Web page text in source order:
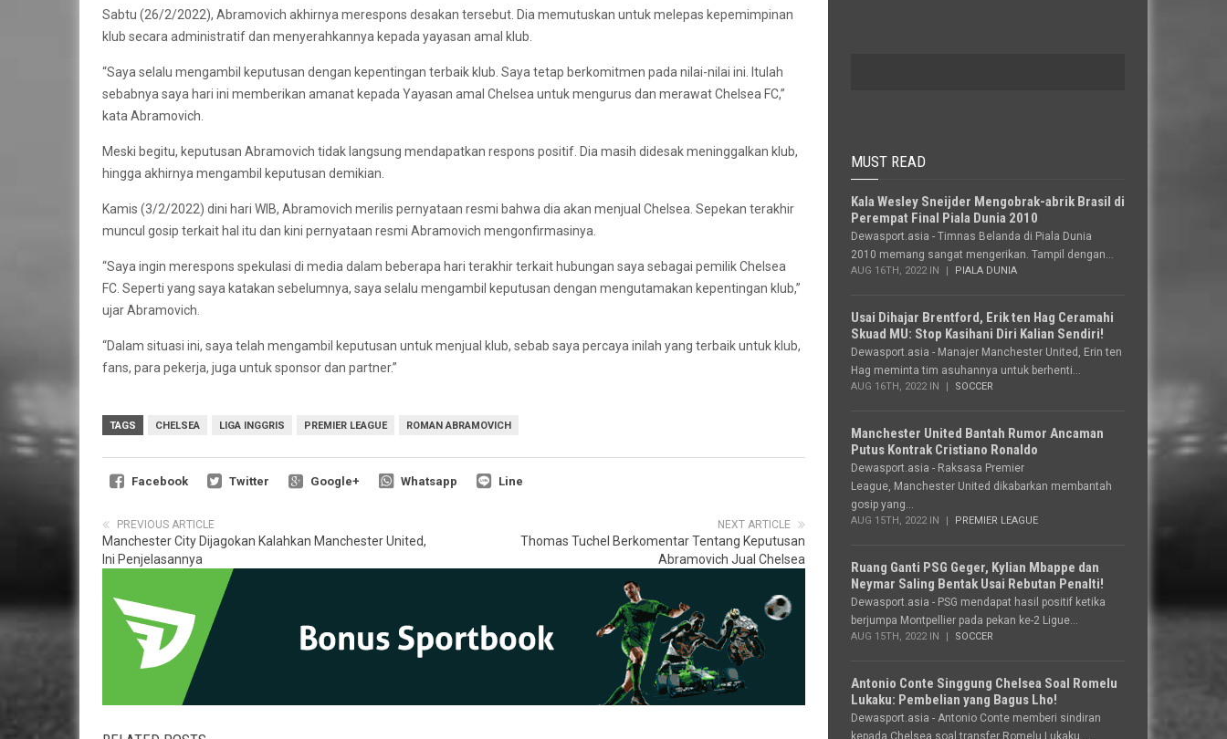
Sabtu (26/2/2022), Abramovich akhirnya merespons desakan tersebut. Dia memutuskan untuk melepas kepemimpinan
klub secara administratif dan menyerahkannya kepada yayasan amal klub.
“Saya selalu mengambil keputusan dengan kepentingan terbaik klub. Saya tetap berkomitmen pada nilai-nilai ini. Itulah
sebabnya saya hari ini memberikan amanat kepada Yayasan amal Chelsea untuk mengurus dan merawat Chelsea FC,”
kata Abramovich.
Meski begitu, keputusan Abramovich tidak langsung mendapatkan respons positif. Dia masih didesak meninggalkan klub,
hingga akhirnya mengambil keputusan demikian.
Kamis (3/2/2022) dini hari WIB, Abramovich merilis pernyataan resmi bahwa dia akan menjual Chelsea. Sepekan terakhir
muncul gosip terkait hal itu dan kini pernyataan resmi Abramovich mengonfirmasinya.
“Saya ingin merespons spekulasi di media dalam beberapa hari terakhir terkait hubungan saya sebagai pemilik Chelsea
FC. Seperti yang saya katakan sebelumnya, saya selalu mengambil keputusan dengan mengutamakan kepentingan klub,”
ujar Abramovich.
“Dalam situasi ini, saya telah mengambil keputusan untuk menjual klub, sebab saya percaya inilah yang terbaik untuk klub,
fans, para pekerja, juga untuk sponsor dan partner.”
TAGS CHELSEA LIGA INGGRIS PREMIER LEAGUE ROMAN ABRAMOVICH
Facebook Twitter Google+ Whatsapp Line
NEXT ARTICLE
Thomas Tuchel Berkomentar Tentang Keputusan
Abramovich Jual Chelsea
PREVIOUS ARTICLE
Manchester City Dijagokan Kalahkan Manchester United,
Ini Penjelasannya
MUST READ
Kala Wesley Sneijder Mengobrak-abrik Brasil di
Perempat Final Piala Dunia 2010
Dewasport.asia - Timnas Belanda di Piala Dunia
2010 memang sangat mengerikan. Tampil dengan...
AUG 16TH, 2022 IN PIALA DUNIA
Usai Dihajar Brentford, Erik ten Hag Ceramahi
Skuad MU: Stop Kasihani Diri Kalian Sendiri!
Dewasport.asia - Manajer Manchester United, Erin ten
Hag meminta tim asuhannya untuk berhenti...
AUG 16TH, 2022 IN SOCCER
Manchester United Bantah Rumor Ancaman
Putus Kontrak Cristiano Ronaldo
Dewasport.asia - Raksasa Premier
League, Manchester United dikabarkan membantah
gosip yang...
AUG 15TH, 2022 IN PREMIER LEAGUE
Ruang Ganti PSG Geger, Kylian Mbappe dan
Neymar Saling Bentak Usai Rebutan Penalti!
Dewasport.asia - PSG mendapat hasil positif ketika
berjumpa Montpellier pada pekan ke-2 Ligue...
AUG 15TH, 2022 IN SOCCER
Antonio Conte Singgung Chelsea Soal Romelu
Lukaku: Pembelian yang Bagus Lho!
Dewasport.asia - Antonio Conte memberi sindiran
kepada Chelsea soal transfer Romelu Lukaku....